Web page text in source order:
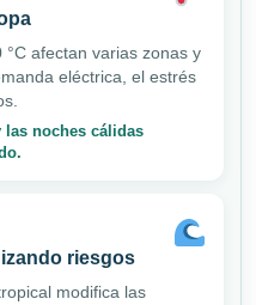
afectan varias zonas y
eléctrica, el estrés
noches cálidas
riesgos
modifica las